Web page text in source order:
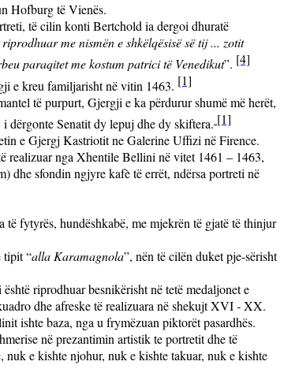
Hofburg të Vienës.
të cilin konti Bertchold ia dergoi dhuratë
me nismën e shkëlqësisë së tij ... zotit
paraqitet me kostum patrici të Venedikut”. [4]
e kreu familjarisht në vitin 1463. [1]
të purpurt, Gjergji e ka përdurur shumë më herët,
dërgonte Senatit dy lepuj dhe dy skiftera. [1]
e Gjergj Kastriotit ne Galerine Uffizi në Firence.
realizuar nga Xhentile Bellini në vitet 1461 – 1463,
dhe sfondin ngjyre kafè të errët, ndërsa portreti në
fytyrës, hundëshkabë, me mjekrën të gjatë të thinjur
tipit “alla Karamagnola”, nën të cilën duket pje-sërisht
riprodhuar besnikërisht në tetë medaljonet e
dhe afreske të realizuara në shekujt XVI - XX.
ishte baza, nga u frymëzuan piktorët pasardhës.
në prezantimin artistik te portretit dhe të
nuk e kishte njohur, nuk e kishte takuar, nuk e kishte